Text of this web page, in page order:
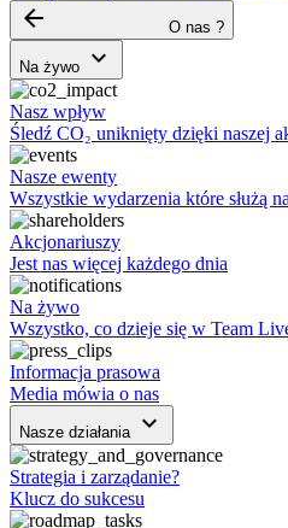
arrow_backward O nas ?
Na żywo keyboard_arrow_down
Nasz wpływ
Śledź CO₂ uniknięty dzięki naszej
Nasze ewenty
Wszystkie wydarzenia które służą
Akcjonariuszy
Jest nas więcej każdego dnia
Na żywo
Wszystko, co dzieje się w Team
Informacja prasowa
Media mówia o nas
Nasze działania keyboard_arrow_down
Strategia i zarządanie?
Klucz do sukcesu